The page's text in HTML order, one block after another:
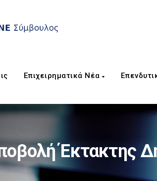
Επιχειρηματικά Νέα
Έκτακτης